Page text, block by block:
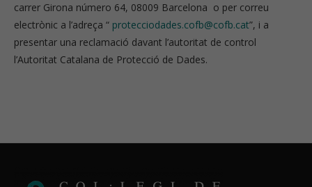
carrer Girona número 64, 08009 Barcelona o per correu
electrònic a l’adreça “ protecciodades.cofb@cofb.cat”, i a
presentar una reclamació davant l’autoritat de control
l’Autoritat Catalana de Protecció de Dades.